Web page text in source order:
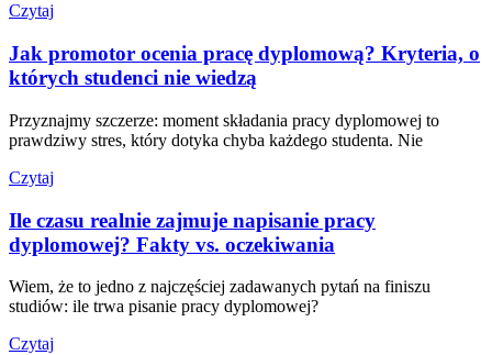
Czytaj
Jak promotor ocenia pracę dyplomową? Kryteria, o
których studenci nie wiedzą
Przyznajmy szczerze: moment składania pracy dyplomowej to
prawdziwy stres, który dotyka chyba każdego studenta. Nie
Czytaj
Ile czasu realnie zajmuje napisanie pracy
dyplomowej? Fakty vs. oczekiwania
Wiem, że to jedno z najczęściej zadawanych pytań na finiszu
studiów: ile trwa pisanie pracy dyplomowej?
Czytaj